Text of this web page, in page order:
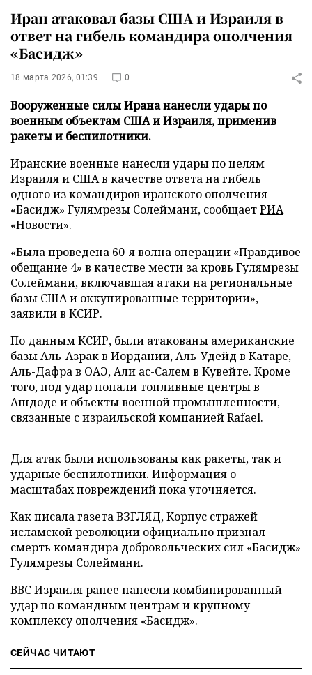
Иран атаковал базы США и Израиля в
ответ на гибель командира ополчения
«Басидж»
18 марта 2026, 01:39 0
Вооруженные силы Ирана нанесли удары по
военным объектам США и Израиля, применив
ракеты и беспилотники.
Иранские военные нанесли удары по целям
Израиля и США в качестве ответа на гибель
одного из командиров иранского ополчения
«Басидж» Гулямрезы Солеймани, сообщаетРИА
«Новости».
«Была проведена 60-я волна операции «Правдивое
обещание 4» в качестве мести за кровь Гулямрезы
Солеймани, включавшая атаки на региональные
базы США и оккупированные территории», –
заявили в КСИР.
По данным КСИР, были атакованы американские
базы Аль-Азрак в Иордании, Аль-Удейд в Катаре,
Аль-Дафра в ОАЭ, Али ас-Салем в Кувейте. Кроме
того, под удар попали топливные центры в
Ашдоде и объекты военной промышленности,
связанные с израильской компанией Rafael.
Для атак были использованы как ракеты, так и
ударные беспилотники. Информация о
масштабах повреждений пока уточняется.
Как писала газета ВЗГЛЯД, Корпус стражей
исламской революции официальнопризнал
смерть командира добровольческих сил «Басидж»
Гулямрезы Солеймани.
ВВС Израиля ранее нанесликомбинированный
удар по командным центрам и крупному
комплексу ополчения «Басидж».
СЕЙЧАС ЧИТАЮТ